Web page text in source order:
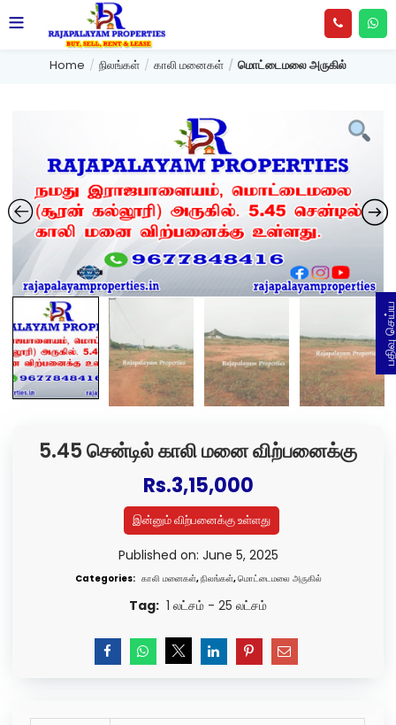
Home நிலங்கள் காலி மனைகள் மொட்டைமலை அருகில்
5.45 சென்டில் காலி மனை விற்பனைக்கு
Rs.3,15,000
இன்னும் விற்பனைக்கு உள்ளது
Published on: June 5, 2025
Categories: காலி மனைகள்,நிலங்கள்,மொட்டைமலை அருகில்
Tag: 1 லட்சம் - 25 லட்சம்